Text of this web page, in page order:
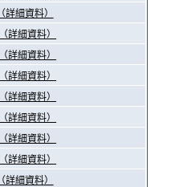
（詳細資料）
（詳細資料）
（詳細資料）
（詳細資料）
（詳細資料）
（詳細資料）
（詳細資料）
（詳細資料）
（詳細資料）